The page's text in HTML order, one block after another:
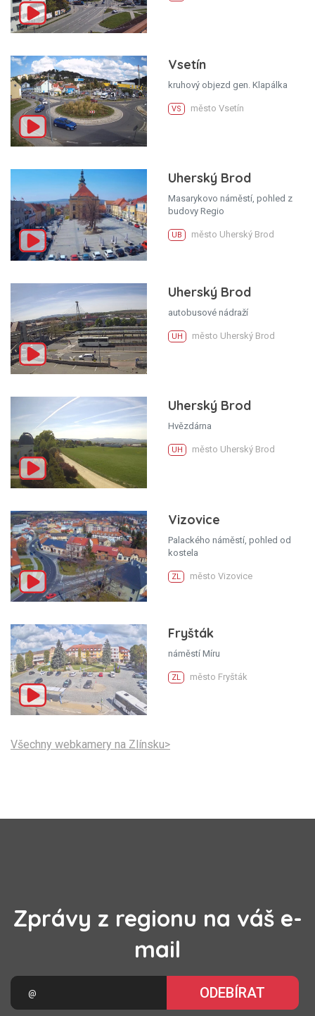
Vsetín
kruhový objezd gen. Klapálka
VS město Vsetín
Uherský Brod
Masarykovo náměstí, pohled z
budovy Regio
UB město Uherský Brod
Uherský Brod
autobusové nádraží
UH město Uherský Brod
Uherský Brod
Hvězdárna
UH město Uherský Brod
Vizovice
Palackého náměstí, pohled od
kostela
ZL město Vizovice
Fryšták
náměstí Míru
ZL město Fryšták
Všechny webkamery na Zlínsku>
Zprávy z regionu na váš e-
mail
ODEBÍRAT